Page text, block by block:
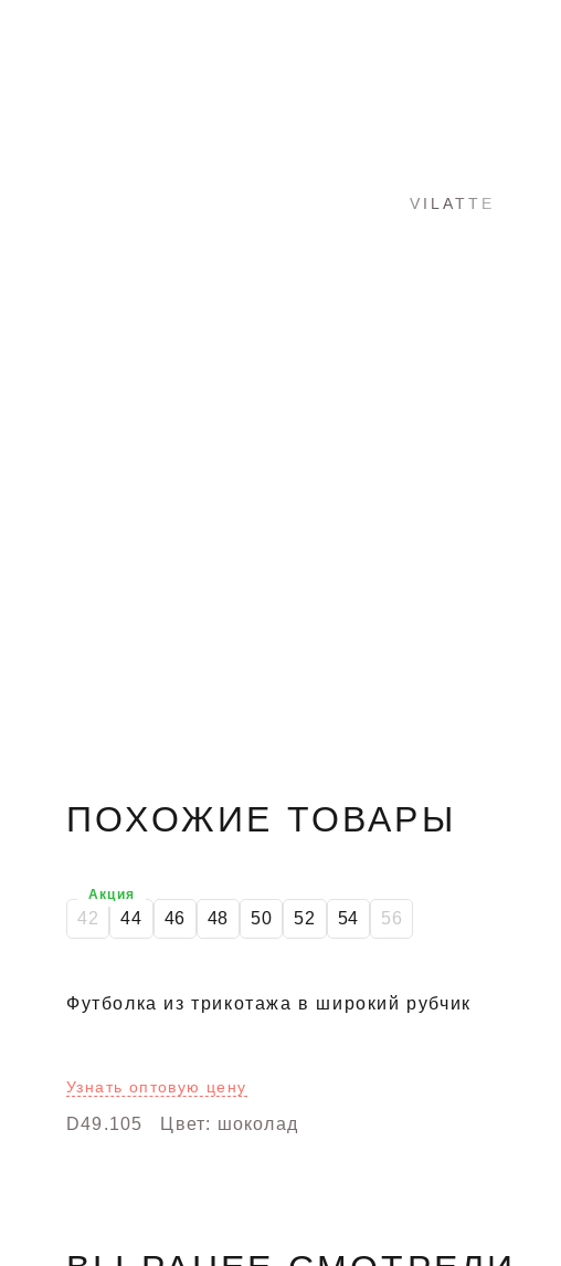
ПОХОЖИЕ ТОВАРЫ
42 44 46 48 50 52 54 56
Футболка из трикотажа в широкий рубчик
Узнать оптовую цену
D49.105 Цвет: шоколад
Акция